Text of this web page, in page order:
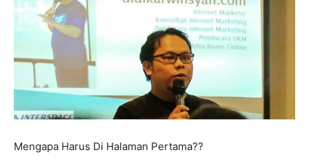
Mengapa Harus Di Halaman Pertama??